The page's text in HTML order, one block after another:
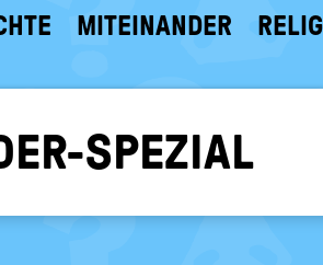
MITEINANDER
SPEZIAL